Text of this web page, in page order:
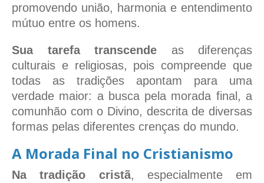
promovendo união, harmonia e entendimento
mútuo entre os homens.
Sua tarefa transcende as diferenças
culturais e religiosas, pois compreende que
todas as tradições apontam para uma
verdade maior: a busca pela morada final, a
comunhão com o Divino, descrita de diversas
formas pelas diferentes crenças do mundo.
A Morada Final no Cristianismo
Na tradição cristã, especialmente em